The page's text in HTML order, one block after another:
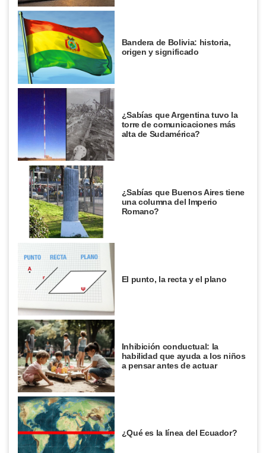
Bandera de Bolivia: historia,
origen y significado
¿Sabías que Argentina tuvo la
torre de comunicaciones más
alta de Sudamérica?
¿Sabías que Buenos Aires tiene
una columna del Imperio
Romano?
El punto, la recta y el plano
Inhibición conductual: la
habilidad que ayuda a los niños
a pensar antes de actuar
¿Qué es la línea del Ecuador?